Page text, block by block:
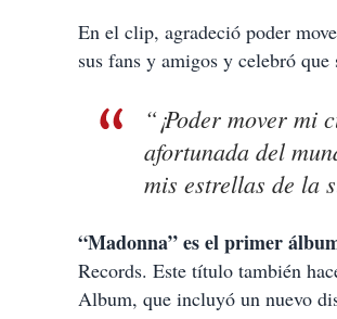
En el clip, agradeció poder
sus fans y amigos y celebró
“¡Poder mover mi
afortunada del
mis estrellas de la
“Madonna” es el primer
Records. Este título también
Album, que incluyó un nuevo